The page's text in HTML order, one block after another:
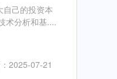
自己的投资本
术分析和基....
2025-07-21